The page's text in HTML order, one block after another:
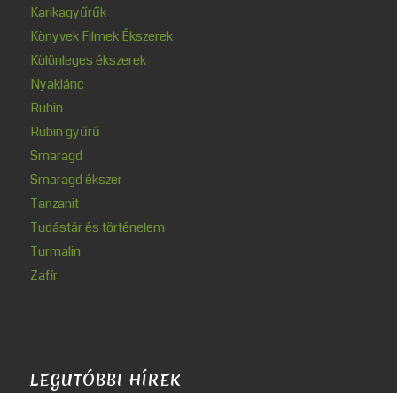
Karikagyűrűk
Könyvek Filmek Ékszerek
Különleges ékszerek
Nyaklánc
Rubin
Rubin gyűrű
Smaragd
Smaragd ékszer
Tanzanit
Tudástár és történelem
Turmalin
Zafír
LEGUTÓBBI HÍREK